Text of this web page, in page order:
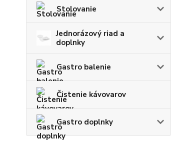
Stolovanie
Jednorázový riad a
doplnky
Gastro balenie
Čistenie kávovarov
Gastro doplnky